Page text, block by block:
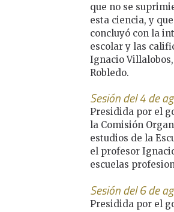
que no se
esta ciencia, y
concluyó con la
escolar y las
Ignacio
Robledo.
Sesión del 4 de
Presidida por el
la Comisión
estudios de la
el profesor
escuelas
Sesión del 6 de
Presidida por el